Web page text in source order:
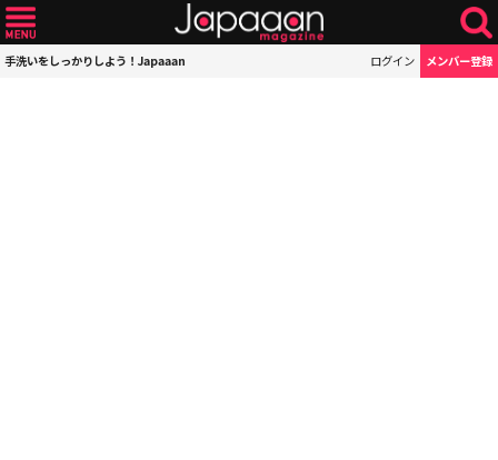
手洗いをしっかりしよう！Japaaan ログイン メンバー登録